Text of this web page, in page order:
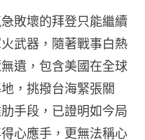
敗壞的拜登只能繼續
武器，隨著戰事白熱
遺，包含美國在全球
，挑撥台海緊張關
手段，已證明如今局
心應手，更無法稱心